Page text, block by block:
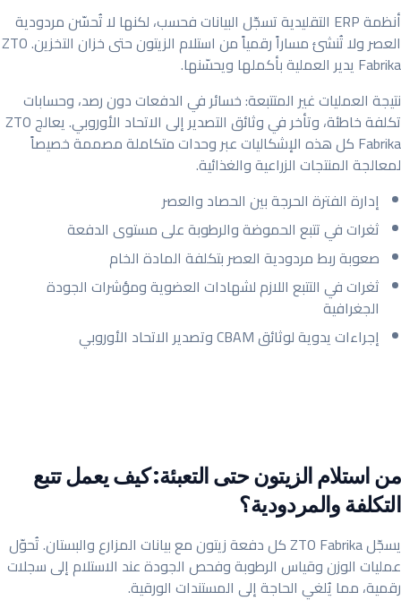
أنظمة ERP التقليدية تسجّل البيانات فحسب، لكنها لا تُحسّن مردودية
العصر ولا تُنشئ مساراً رقمياً من استلام الزيتون حتى خزان التخزين. ZTO
Fabrika يدير العملية بأكملها ويحسّنها.
نتيجة العمليات غير المتتبعة: خسائر في الدفعات دون رصد، وحسابات
تكلفة خاطئة، وتأخر في وثائق التصدير إلى الاتحاد الأوروبي. يعالج ZTO
Fabrika كل هذه الإشكاليات عبر وحدات متكاملة مصممة خصيصاً
لمعالجة المنتجات الزراعية والغذائية.
إدارة الفترة الحرجة بين الحصاد والعصر
ثغرات في تتبع الحموضة والرطوبة على مستوى الدفعة
صعوبة ربط مردودية العصر بتكلفة المادة الخام
ثغرات في التتبع اللازم لشهادات العضوية ومؤشرات الجودة
الجغرافية
إجراءات يدوية لوثائق CBAM وتصدير الاتحاد الأوروبي
من استلام الزيتون حتى التعبئة: كيف يعمل تتبع
التكلفة والمردودية؟
يسجّل ZTO Fabrika كل دفعة زيتون مع بيانات المزارع والبستان. تُحوّل
عمليات الوزن وقياس الرطوبة وفحص الجودة عند الاستلام إلى سجلات
رقمية، مما يُلغي الحاجة إلى المستندات الورقية.